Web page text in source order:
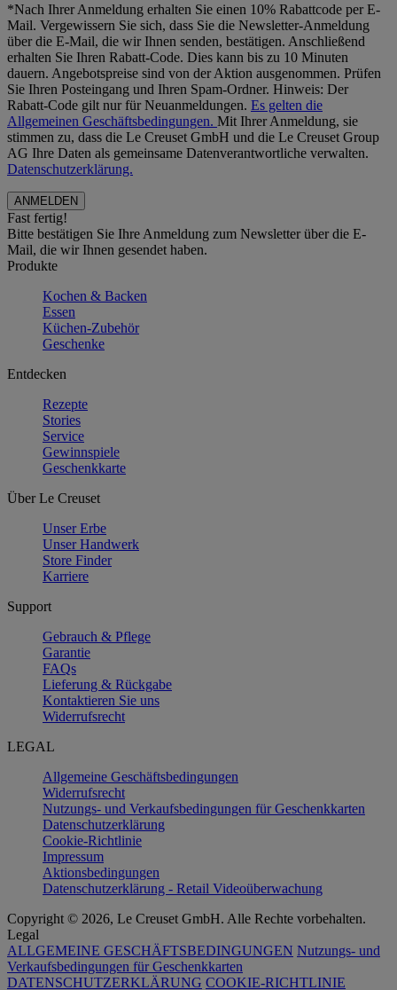
*Nach Ihrer Anmeldung erhalten Sie einen 10% Rabattcode per E-
Mail. Vergewissern Sie sich, dass Sie die Newsletter-Anmeldung
über die E-Mail, die wir Ihnen senden, bestätigen. Anschließend
erhalten Sie Ihren Rabatt-Code. Dies kann bis zu 10 Minuten
dauern. Angebotspreise sind von der Aktion ausgenommen. Prüfen
Sie Ihren Posteingang und Ihren Spam-Ordner. Hinweis: Der
Rabatt-Code gilt nur für Neuanmeldungen. Es gelten die
Allgemeinen Geschäftsbedingungen. Mit Ihrer Anmeldung, sie
stimmen zu, dass die Le Creuset GmbH und die Le Creuset Group
AG Ihre Daten als gemeinsame Datenverantwortliche verwalten.
Datenschutzerklärung.
Fast fertig!
Bitte bestätigen Sie Ihre Anmeldung zum Newsletter über die E-
Mail, die wir Ihnen gesendet haben.
Produkte
Kochen & Backen
Essen
Küchen-Zubehör
Geschenke
Entdecken
Rezepte
Stories
Service
Gewinnspiele
Geschenkkarte
Über Le Creuset
Unser Erbe
Unser Handwerk
Store Finder
Karriere
Support
Gebrauch & Pflege
Garantie
FAQs
Lieferung & Rückgabe
Kontaktieren Sie uns
Widerrufsrecht
LEGAL
Allgemeine Geschäftsbedingungen
Widerrufsrecht
Nutzungs- und Verkaufsbedingungen für Geschenkkarten
Datenschutzerklärung
Cookie-Richtlinie
Impressum
Aktionsbedingungen
Datenschutzerklärung - Retail Videoüberwachung
Copyright © 2026, Le Creuset GmbH. Alle Rechte vorbehalten.
Legal
ALLGEMEINE GESCHÄFTSBEDINGUNGEN Nutzungs- und
Verkaufsbedingungen für Geschenkkarten
DATENSCHUTZERKLÄRUNG COOKIE-RICHTLINIE